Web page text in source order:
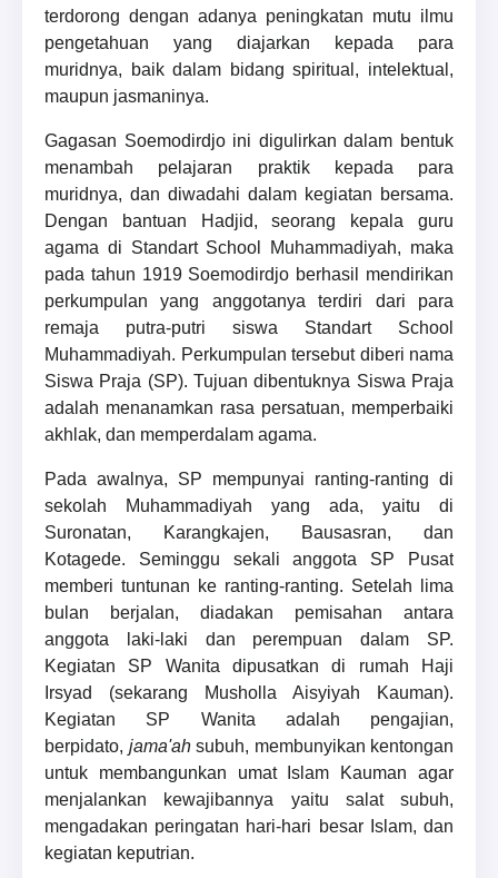
terdorong dengan adanya peningkatan mutu ilmu
pengetahuan yang diajarkan kepada para
muridnya, baik dalam bidang spiritual, intelektual,
maupun jasmaninya.
Gagasan Soemodirdjo ini digulirkan dalam bentuk
menambah pelajaran praktik kepada para
muridnya, dan diwadahi dalam kegiatan bersama.
Dengan bantuan Hadjid, seorang kepala guru
agama di Standart School Muhammadiyah, maka
pada tahun 1919 Soemodirdjo berhasil mendirikan
perkumpulan yang anggotanya terdiri dari para
remaja putra-putri siswa Standart School
Muhammadiyah. Perkumpulan tersebut diberi nama
Siswa Praja (SP). Tujuan dibentuknya Siswa Praja
adalah menanamkan rasa persatuan, memperbaiki
akhlak, dan memperdalam agama.
Pada awalnya, SP mempunyai ranting-ranting di
sekolah Muhammadiyah yang ada, yaitu di
Suronatan, Karangkajen, Bausasran, dan
Kotagede. Seminggu sekali anggota SP Pusat
memberi tuntunan ke ranting-ranting. Setelah lima
bulan berjalan, diadakan pemisahan antara
anggota laki-laki dan perempuan dalam SP.
Kegiatan SP Wanita dipusatkan di rumah Haji
Irsyad (sekarang Musholla Aisyiyah Kauman).
Kegiatan SP Wanita adalah pengajian,
berpidato, jama'ahsubuh, membunyikan kentongan
untuk membangunkan umat Islam Kauman agar
menjalankan kewajibannya yaitu salat subuh,
mengadakan peringatan hari-hari besar Islam, dan
kegiatan keputrian.